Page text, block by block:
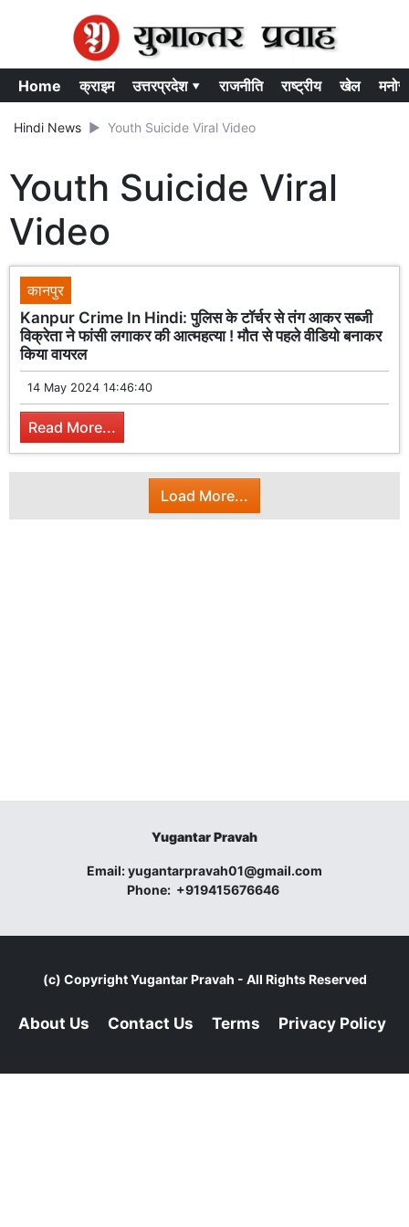
Home क्राइम उत्तरप्रदेश ▾ राजनीति राष्ट्रीय खेल
Hindi News Youth Suicide Viral Video
Youth Suicide Viral
Video
कानपुर
Kanpur Crime In Hindi: पुलिस के टॉर्चर से तंग आकर सब्जी
विक्रेता ने फांसी लगाकर की आत्महत्या ! मौत से पहले वीडियो बनाकर
किया वायरल
14 May 2024 14:46:40
Read More...
Load More...
Yugantar Pravah
Email:yugantarpravah01@gmail.com
Phone: +919415676646
(c) CopyrightYugantar Pravah - All Rights Reserved
About Us Contact Us Terms Privacy Policy